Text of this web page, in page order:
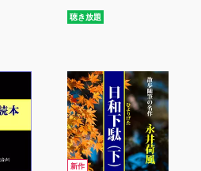
聴き放題
新作